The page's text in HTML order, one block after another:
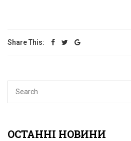
Share This:
ОСТАННІ НОВИНИ